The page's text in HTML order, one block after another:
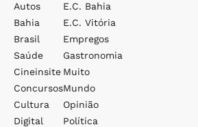
Autos
Bahia
Brasil
Saúde
Cineinsite
Concursos
Cultura
Digital
E.c. Bahia
E.c. Vitória
Empregos
Gastronomia
Muito
Mundo
Opinião
Política